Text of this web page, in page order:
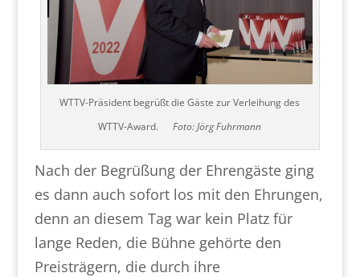
WTTV-Präsident begrüßt die Gäste zur Verleihung des
WTTV-Award.
Foto: Jörg Fuhrmann
Nach der Begrüßung der Ehrengäste ging
es dann auch sofort los mit den Ehrungen,
denn an diesem Tag war kein Platz für
lange Reden, die Bühne gehörte den
Preisträgern, die durch ihre